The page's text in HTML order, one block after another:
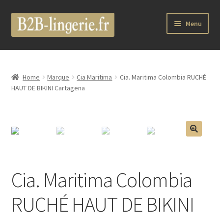
Aller
Aller
au
Menu
B2B Lingerie Site Officiel
Wholesale Registration Page
Boutique
Luxury Lingerie
Femme
Home Marque Cia Maritima
Cia. Maritima Colombia RUCHÉ
HAUT DE BIKINI Cartagena
Cia. Maritima Colombia
RUCHÉ HAUT DE BIKINI